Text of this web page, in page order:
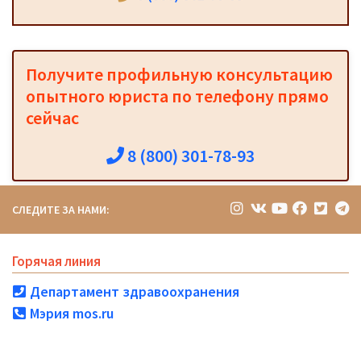
Получите профильную консультацию
опытного юриста по телефону прямо
сейчас
8 (800) 301-78-93
СЛЕДИТЕ ЗА НАМИ:
Горячая линия
Департамент здравоохранения
Мэрия mos.ru